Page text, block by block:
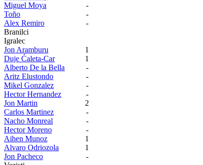
Miguel Moya
-
Toño
-
Alex Remiro
-
Branilci
Igralec
Jon Aramburu
1
Duje Ćaleta-Car
1
Alberto De la Bella
-
Aritz Elustondo
-
Mikel Gonzalez
-
Hector Hernandez
-
Jon Martin
2
Carlos Martinez
-
Nacho Monreal
-
Hector Moreno
-
Aihen Munoz
1
Alvaro Odriozola
1
Jon Pacheco
-